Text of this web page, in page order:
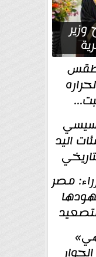
اليد
مصر